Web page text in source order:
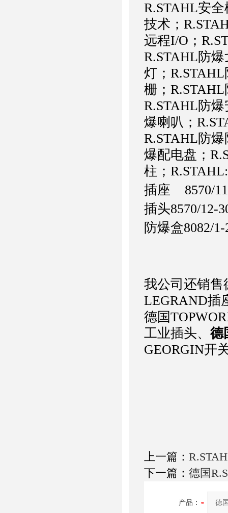
R.STAHL安
技术；
远程I/O；
R.STAHL防
灯；
栅；
R.STAHL防
爆喇叭；
R.STAHL防
爆配电盘；
柱；
插座 8570/
插头8570/12-
防爆盒8082/
我公司还销售
LEGRAND插
德国
工业插头、 德
GEORGIN开
上一篇：
下一篇： 德国
产品：